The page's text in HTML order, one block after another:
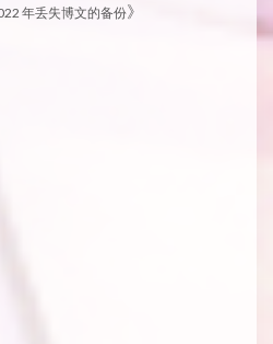
年丢失博文的备份》